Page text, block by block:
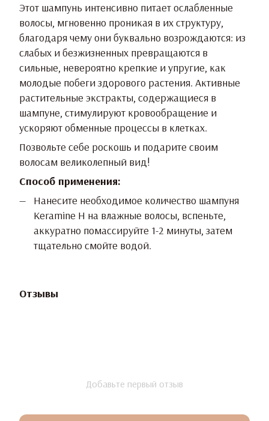
Этот шампунь интенсивно питает ослабленные
волосы, мгновенно проникая в их структуру,
благодаря чему они буквально возрождаются: из
слабых и безжизненных превращаются в
сильные, невероятно крепкие и упругие, как
молодые побеги здорового растения. Активные
растительные экстракты, содержащиеся в
шампуне, стимулируют кровообращение и
ускоряют обменные процессы в клетках.
Позвольте себе роскошь и подарите своим
волосам великолепный вид!
Способ применения:
Нанесите необходимое количество шампуня
Keramine H на влажные волосы, вспеньте,
аккуратно помассируйте 1-2 минуты, затем
тщательно смойте водой.
Отзывы
Добавьте первый отзыв